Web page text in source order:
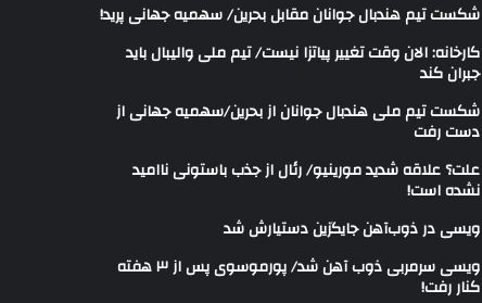
شکست تیم هندبال جوانان مقابل بحرین/ سهمیه جهانی پرید!
کارخانه: الان وقت تغییر پیاتزا نیست/ تیم ملی والیبال باید
جبران کند
شکست تیم ملی هندبال جوانان از بحرین/سهمیه جهانی از
دست رفت
علت؟ علاقه شدید مورینیو/ رئال از جذب باستونی ناامید
نشده است!
ویسی در ذوب‌آهن جایگزین دستیارش شد
ویسی سرمربی ذوب آهن شد/ پورموسوی پس از ۳ هفته
کنار رفت!